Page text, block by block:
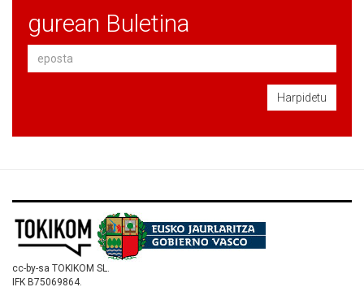
gurean Buletina
Harpidetu
cc-by-sa TOKIKOM SL.
IFK B75069864.